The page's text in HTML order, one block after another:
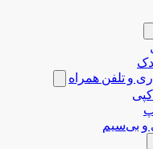
و تلفن همراه
کپی
و بی‌سیم